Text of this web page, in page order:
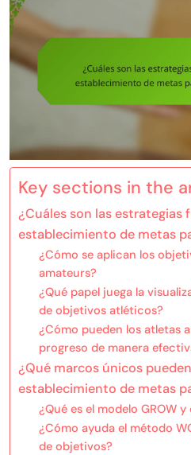
Key sections in the
¿Cuáles son las estrategias
establecimiento de metas
¿Cómo se aplican los
amateurs?
¿Qué papel juega la
de objetivos atléticos?
¿Cómo pueden los atletas
progreso de manera
¿Qué marcos únicos
establecimiento de metas
¿Qué es el modelo GROW
¿Cómo ayuda el método
de objetivos?